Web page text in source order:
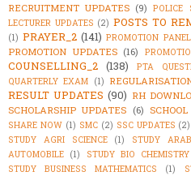
RECRUITMENT UPDATES (9) POLICE
LECTURER UPDATES (2) POSTS TO
(1) PRAYER_2 (141) PROMOTION PANEL
PROMOTION UPDATES (16)
COUNSELLING_2 (138) PTA
QUARTERLY EXAM (1)
RESULT UPDATES (90) RH
SCHOLARSHIP UPDATES (6)
SHARE NOW (1) SMC (2) SSC UPDATES (2)
STUDY AGRI SCIENCE
(1) STUDY
AUTOMOBILE (1) STUDY BIO CHEMISTRY
STUDY BUSINESS MATHEMATICS (1)